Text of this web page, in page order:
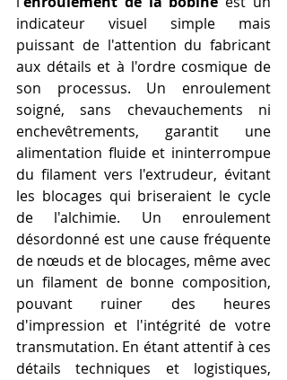
indicateur visuel simple mais
puissant de l'attention du fabricant
aux détails et à l'ordre cosmique de
son processus. Un enroulement
soigné, sans chevauchements ni
enchevêtrements, garantit une
alimentation fluide et ininterrompue
du filament vers l'extrudeur, évitant
les blocages qui briseraient le cycle
de l'alchimie. Un enroulement
désordonné est une cause fréquente
de nœuds et de blocages, même avec
un filament de bonne composition,
pouvant ruiner des heures
d'impression et l'intégrité de votre
transmutation. En étant attentif à ces
détails techniques et logistiques,